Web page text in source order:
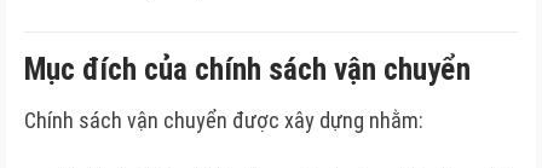
Mục đích của chính sách vận chuyển
Chính sách vận chuyển được xây dựng nhằm: